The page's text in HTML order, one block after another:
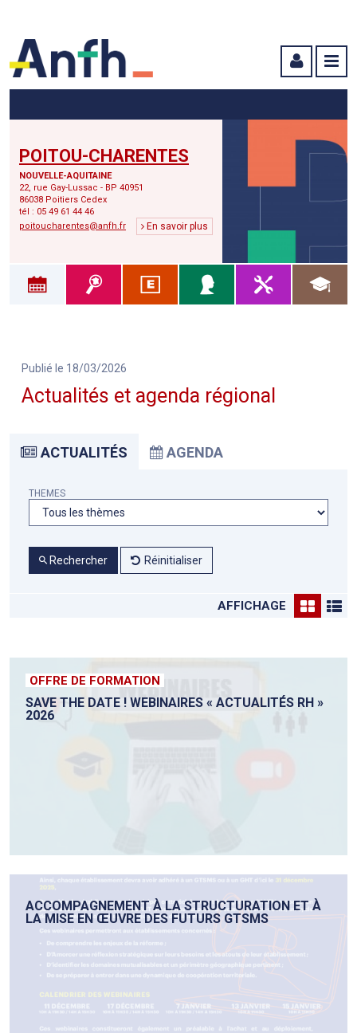
POITOU-CHARENTES
NOUVELLE-AQUITAINE
22, rue Gay-Lussac - BP 40951
86038 Poitiers Cedex
tél : 05 49 61 44 46
poitoucharentes@anfh.fr
En savoir plus
Publié le 18/03/2026
Actualités et agenda régional
ACTUALITÉS AGENDA
THEMES
Rechercher Réinitialiser
AFFICHAGE
OFFRE DE FORMATION
SAVE THE DATE ! WEBINAIRES « ACTUALITÉS RH »
2026
ACCOMPAGNEMENT À LA STRUCTURATION ET À
LA MISE EN ŒUVRE DES FUTURS GTSMS